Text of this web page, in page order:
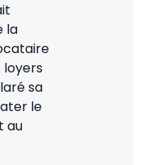
la
loyers
sa
le
au